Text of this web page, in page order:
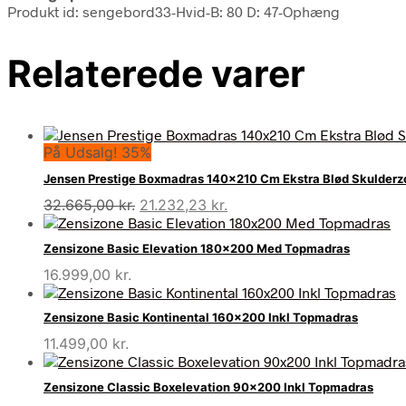
Produkt id: sengebord33-Hvid-B: 80 D: 47-Ophæng
Relaterede varer
På Udsalg! 35%
Jensen Prestige Boxmadras 140×210 Cm Ekstra Blød
32.665,00kr. Den
oprindelige
pris
var:
21.232,23 kr.
aktuelle
pris
er:
Zensizone Basic Elevation 180×200 Med Topmadras
16.999,00 kr.
Zensizone Basic Kontinental 160×200 Inkl Topmadras
11.499,00 kr.
Zensizone Classic Boxelevation 90×200 Inkl Topmadras